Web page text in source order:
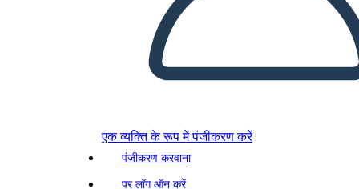
एक व्यक्ति के रूप में पंजीकरण करें
पंजीकरण करवाना
पर लॉग ऑन करें